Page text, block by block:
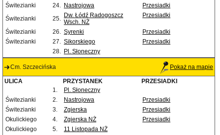
Świtezianki
24. Nastrojowa
Przesiadki
Świtezianki
25. Dw. Łódź Radogoszcz
Wsch. NŻ
Przesiadki
Świtezianki 26. Syrenki
Przesiadki
Świtezianki
27. Sikorskiego
Przesiadki
28. Pl. Słoneczny
Cm. Szczecińska Pokaż na mapie
ULICA PRZYSTANEK
PRZESIADKI
1.
Pl. Słoneczny
Świtezianki
2. Nastrojowa
Przesiadki
Świtezianki
3. Zgierska
Przesiadki
Okulickiego
4. Zgierska NŻ
Przesiadki
Okulickiego
5.
11 Listopada NŻ